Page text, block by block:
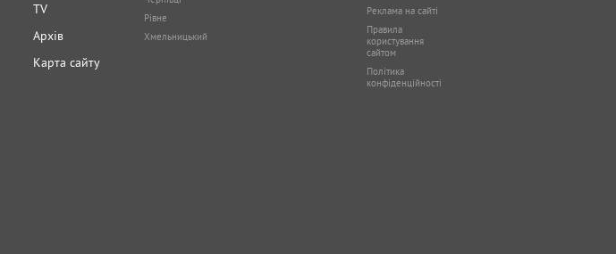
TV
Архів
Карта сайту
Рівне
Хмельницький
Реклама на сайті
Правила
користування
сайтом
Політика
конфіденційності